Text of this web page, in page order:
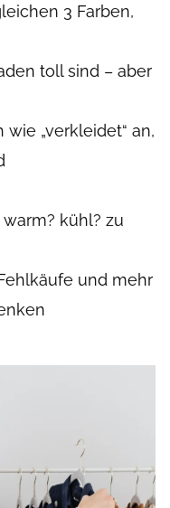
3 Farben,
toll sind – aber
„verkleidet“ an,
kühl? zu
und mehr